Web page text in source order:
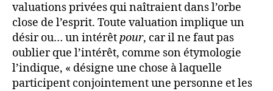
valuations privées qui naîtraient dans l’orbe
close de l’esprit. Toute valuation implique un
désir ou… un intérêtpour, car il ne faut pas
oublier que l’intérêt, comme son étymologie
l’indique, « désigne une chose à laquelle
participent conjointement une personne et les